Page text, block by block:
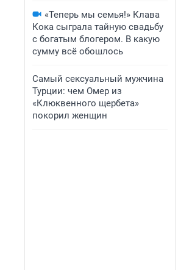
«Теперь мы семья!» Клава
Кока сыграла тайную свадьбу
с богатым блогером. В какую
сумму всё обошлось
Самый сексуальный мужчина
Турции: чем Омер из
«Клюквенного щербета»
покорил женщин